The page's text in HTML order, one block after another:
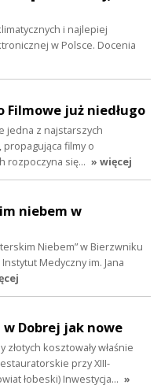
i najlepiej
w Polsce. Docenia
Filmowe już niedługo
jedna z najstarszych
filmy o
rozpoczyna się… » więcej
niebem w
Niebem” w Bierzwniku
Medyczny im. Jana
w Dobrej jak nowe
złotych kosztowały właśnie
przy XIII-
łobeski) Inwestycja… »